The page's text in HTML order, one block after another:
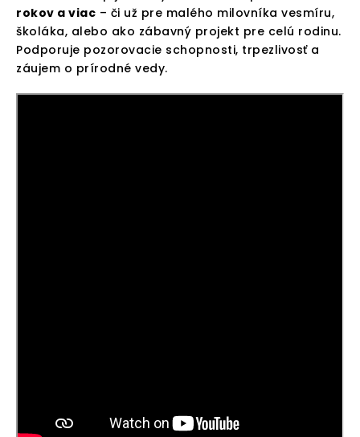
rokov a viac – či už pre malého milovníka vesmíru,
školáka, alebo ako zábavný projekt pre celú rodinu.
Podporuje pozorovacie schopnosti, trpezlivosť a
záujem o prírodné vedy.